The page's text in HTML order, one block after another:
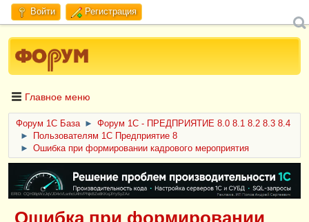
Войти Регистрация
Главное меню
Форум 1C База ►
Форум 1С - ПРЕДПРИЯТИЕ 8.0 8.1 8.2 8.3 8.4
►
Пользователям 1С Предприятие 8
►
Ошибка при формировании кадрового мероприятия
ERID: CQH36pWzJqVJD4xVLsnhcU4hVPNjkBZe8KKxjJiYySyZAz